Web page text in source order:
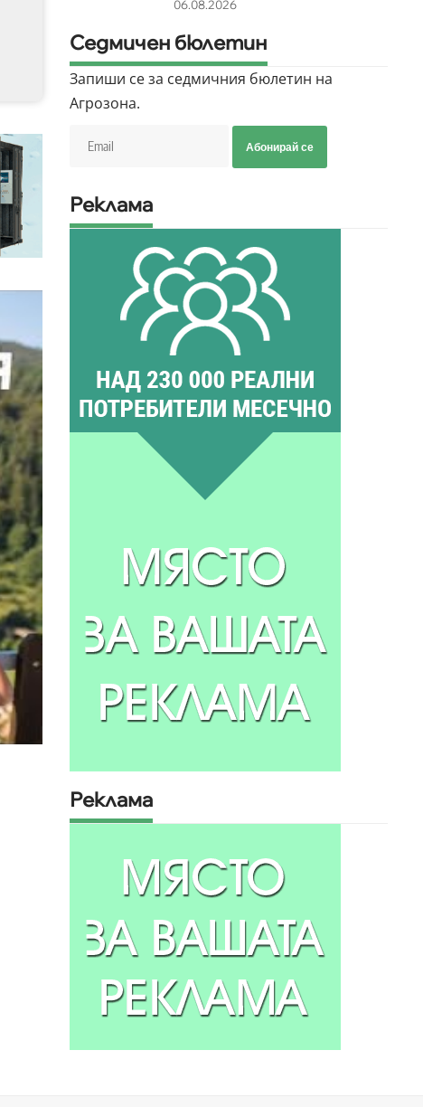
06.08.2026
Седмичен бюлетин
Запиши се за седмичния бюлетин на
Агрозона.
Абонирай се
Реклама
Реклама